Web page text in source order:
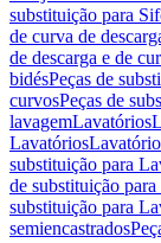
substituição para
de curva de
de descarga e de
bidésPeças de
curvosPeças de
lavagemLavatórios
Lavatórios
substituição para
de substituição
substituição para
semiencastrados